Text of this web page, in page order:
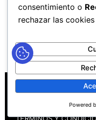
MAPA DEL SITIO
POLÍTICAS
POLÍTICA DE
consentimiento o
rechazar las
Powered